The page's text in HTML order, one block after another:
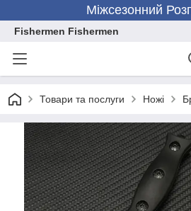
Міжсезонний
Fishermen Fishermen
Товари та послуги Ножі